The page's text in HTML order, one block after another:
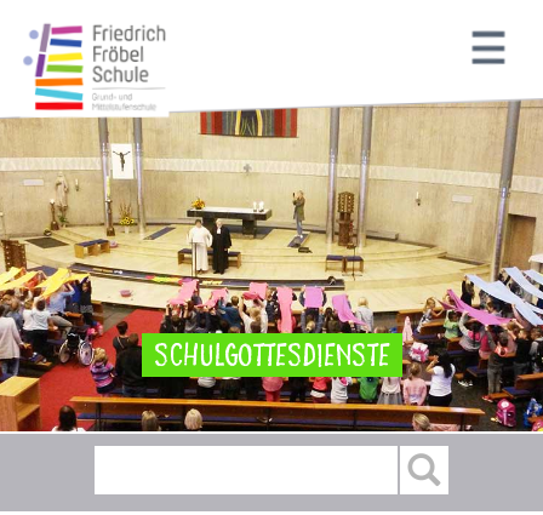
Schulgottesdienste